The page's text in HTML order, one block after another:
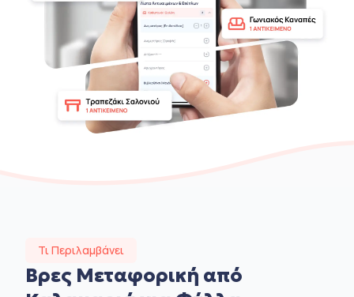
Τι Περιλαμβάνει
Βρες Μεταφορική από